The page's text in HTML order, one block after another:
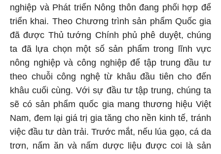
nghiệp và Phát triển Nông thôn đang phối hợp để
triển khai. Theo Chương trình sản phẩm Quốc gia
đã được Thủ tướng Chính phủ phê duyệt, chúng
ta đã lựa chọn một số sản phẩm trong lĩnh vực
nông nghiệp và công nghiệp để tập trung đầu tư
theo chuỗi công nghệ từ khâu đầu tiên cho đến
khâu cuối cùng. Với sự đầu tư tập trung, chúng ta
sẽ có sản phẩm quốc gia mang thương hiệu Việt
Nam, đem lại giá trị gia tăng cho nền kinh tế, tránh
việc đầu tư dàn trải. Trước mắt, nếu lúa gạo, cá da
trơn, nấm ăn và nấm dược liệu được coi là sản